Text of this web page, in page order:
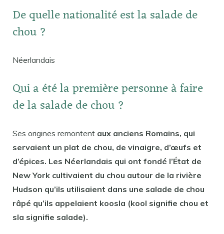
De quelle nationalité est la salade de
chou ?
Néerlandais
Qui a été la première personne à faire
de la salade de chou ?
Ses origines remontent aux anciens Romains, qui
servaient un plat de chou, de vinaigre, d’œufs et
d’épices. Les Néerlandais qui ont fondé l’État de
New York cultivaient du chou autour de la rivière
Hudson qu’ils utilisaient dans une salade de chou
râpé qu’ils appelaient koosla (kool signifie chou et
sla signifie salade).